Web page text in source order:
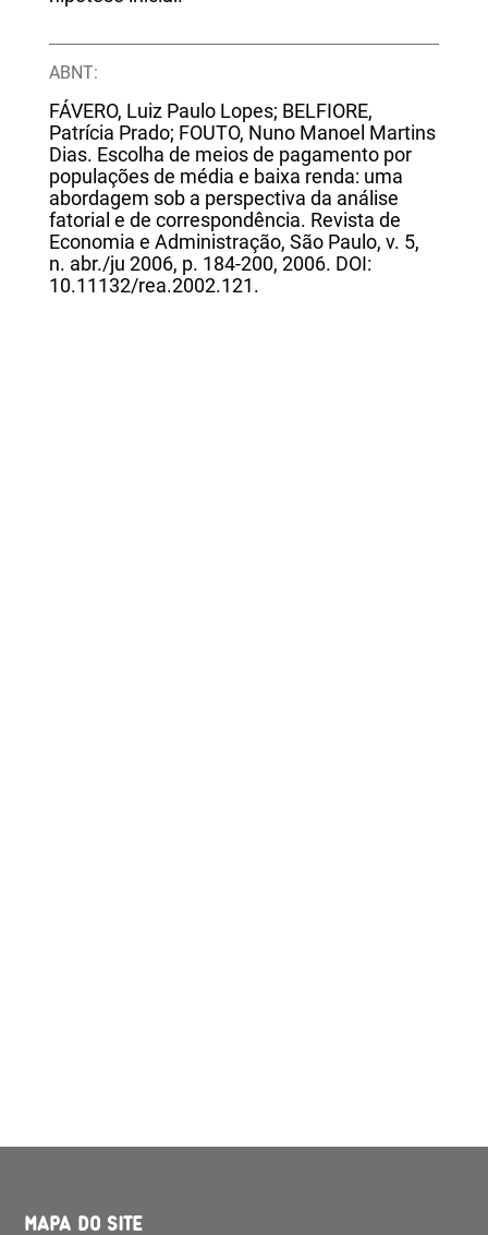
ABNT:
FÁVERO, Luiz Paulo Lopes; BELFIORE,
Patrícia Prado; FOUTO, Nuno Manoel Martins
Dias. Escolha de meios de pagamento por
populações de média e baixa renda: uma
abordagem sob a perspectiva da análise
fatorial e de correspondência. Revista de
Economia e Administração, São Paulo, v. 5,
n. abr./ju 2006, p. 184-200, 2006. DOI:
10.11132/rea.2002.121.
MAPA DO SITE